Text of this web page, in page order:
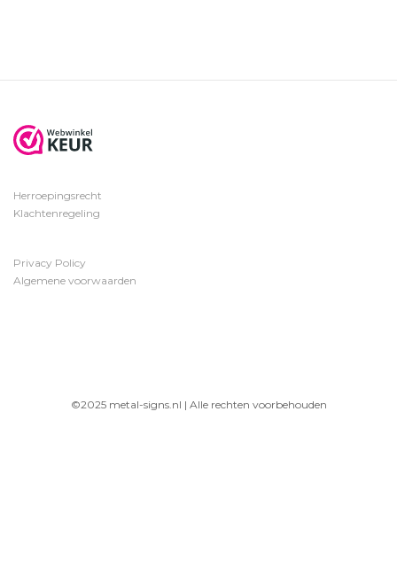
Herroepingsrecht
Klachtenregeling
Privacy Policy
Algemene voorwaarden
©2025 metal-signs.nl | Alle rechten voorbehouden